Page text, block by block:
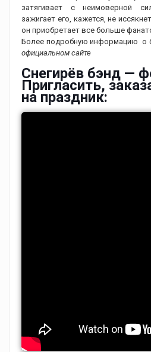
затягивает с неимоверной
зажигает его, кажется, не
он приобретает все больше
Более подробную информацию о
официальном сайте
Снегирёв бэнд —
Пригласить,
на праздник: